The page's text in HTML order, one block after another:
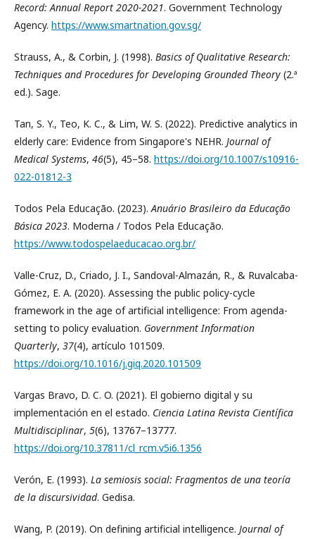
Record: Annual Report 2020-2021. Government Technology
Agency. https://www.smartnation.gov.sg/
Strauss, A., & Corbin, J. (1998). Basics of Qualitative Research:
Techniques and Procedures for Developing Grounded Theory (2.ª
ed.). Sage.
Tan, S. Y., Teo, K. C., & Lim, W. S. (2022). Predictive analytics in
elderly care: Evidence from Singapore's NEHR. Journal of
Medical Systems, 46(5), 45–58. https://doi.org/10.1007/s10916-
022-01812-3
Todos Pela Educação. (2023).Anuário Brasileiro da Educação
Básica 2023. Moderna / Todos Pela Educação.
https://www.todospelaeducacao.org.br/
Valle-Cruz, D., Criado, J. I., Sandoval-Almazán, R., & Ruvalcaba-
Gómez, E. A. (2020). Assessing the public policy-cycle
framework in the age of artificial intelligence: From agenda-
setting to policy evaluation. Government Information
Quarterly, 37(4), artículo 101509.
https://doi.org/10.1016/j.giq.2020.101509
Vargas Bravo, D. C. O. (2021). El gobierno digital y su
implementación en el estado. Ciencia Latina Revista Científica
Multidisciplinar, 5(6), 13767–13777.
https://doi.org/10.37811/cl_rcm.v5i6.1356
Verón, E. (1993). La semiosis social: Fragmentos de una teoría
de la discursividad. Gedisa.
Wang, P. (2019). On defining artificial intelligence. Journal of